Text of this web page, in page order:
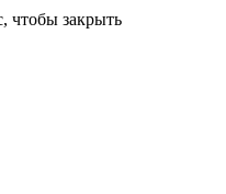
чтобы закрыть